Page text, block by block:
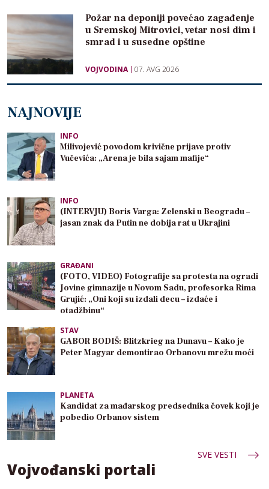
Požar na deponiji povećao zagađenje
u Sremskoj Mitrovici, vetar nosi dim i
smrad i u susedne opštine
VOJVODINA 07. AVG 2026
NAJNOVIJE
INFO
Milivojević povodom krivične prijave protiv
Vučevića: „Arena je bila sajam mafije“
INFO
(INTERVJU) Boris Varga: Zelenski u Beogradu –
jasan znak da Putin ne dobija rat u Ukrajini
GRAĐANI
(FOTO, VIDEO) Fotografije sa protesta na ogradi
Jovine gimnazije u Novom Sadu, profesorka Rima
Grujić: „Oni koji su izdali decu – izdaće i
otadžbinu“
STAV
GABOR BODIŠ: Blitzkrieg na Dunavu – Kako je
Peter Magyar demontirao Orbanovu mrežu moći
PLANETA
Kandidat za mađarskog predsednika čovek koji je
pobedio Orbanov sistem
SVE VESTI
Vojvođanski portali